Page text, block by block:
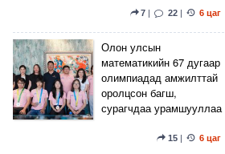
7 | 22 | 6 цаг
Олон улсын
математикийн 67 дугаар
олимпиадад амжилттай
оролцсон багш,
сурагчдаа урамшууллаа
15| 6 цаг